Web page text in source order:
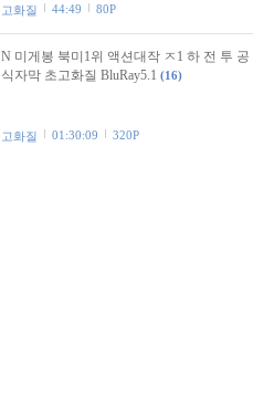
고화질 44:49 80P
N 미게봉 북미1위 액션대작 ㅈ1 하 전 투 공
식자막 초고화질 BluRay5.1 (16)
고화질 01:30:09 320P